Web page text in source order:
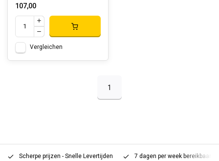
107,00
Vergleichen
1
Scherpe prijzen - Snelle Levertijden 7 dagen per week bereikbaar